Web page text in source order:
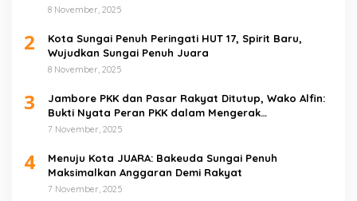
8 November, 2025
2
Kota Sungai Penuh Peringati HUT 17, Spirit Baru,
Wujudkan Sungai Penuh Juara
8 November, 2025
3
Jambore PKK dan Pasar Rakyat Ditutup, Wako Alfin:
Bukti Nyata Peran PKK dalam Mengerak
Perekonomian Masyarakat
7 November, 2025
4
Menuju Kota JUARA: Bakeuda Sungai Penuh
Maksimalkan Anggaran Demi Rakyat
7 November, 2025